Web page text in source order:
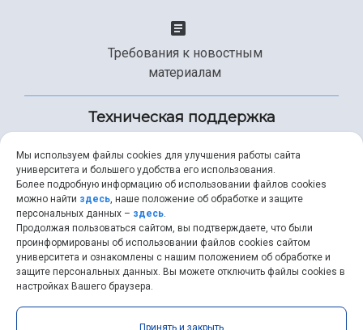
Требования к новостным
материалам
Техническая поддержка
+7 (846) 267-49-99
help@ssau.ru
Самарский университет © 2026 |ssau.ru
Мы используем файлы cookies для улучшения работы сайта
университета и большего удобства его использования.
Более подробную информацию об использовании файлов cookies
можно найти здесь, наше положение об обработке и защите
персональных данных – здесь.
Продолжая пользоваться сайтом, вы подтверждаете, что были
проинформированы об использовании файлов cookies сайтом
университета и ознакомлены с нашим положением об обработке и
защите персональных данных. Вы можете отключить файлы cookies в
настройках Вашего браузера.
Принять и закрыть